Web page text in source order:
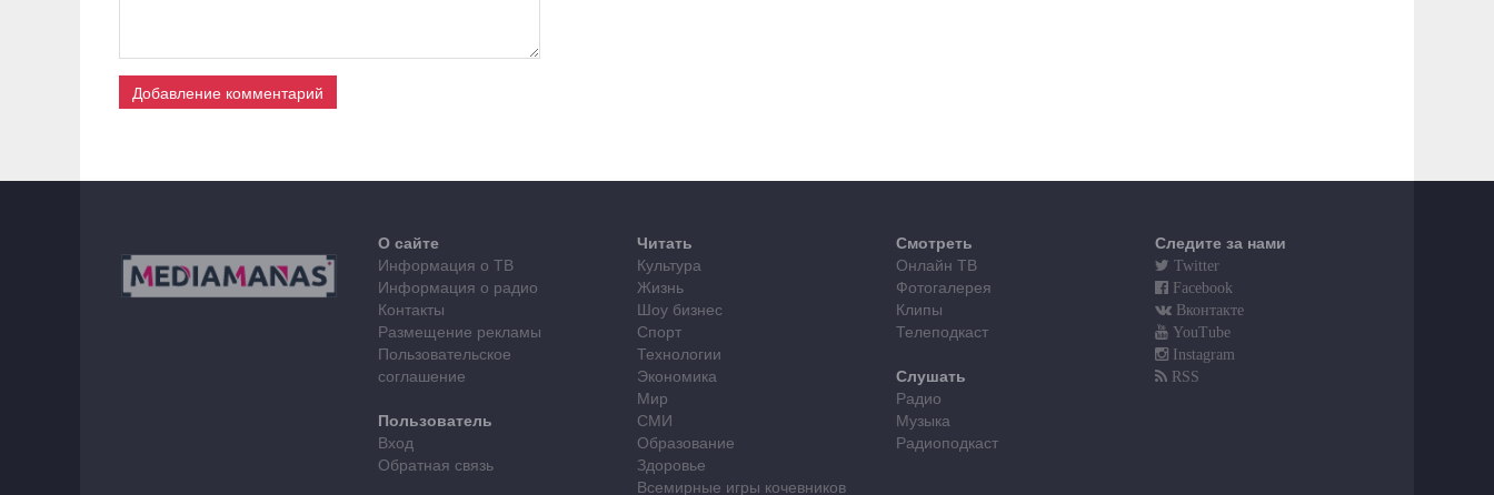
Добавление комментарий
О сайте
Информация о ТВ
Информация о радио
Контакты
Размещение рекламы
Пользовательское
соглашение
Пользователь
Вход
Обратная связь
Читать
Культура
Жизнь
Шоу бизнес
Спорт
Технологии
Экономика
Мир
СМИ
Образование
Здоровье
Всемирные игры кочевников
Смотреть
Онлайн ТВ
Фотогалерея
Клипы
Телеподкаст
Слушать
Радио
Музыка
Радиоподкаст
Следите за нами
Twitter
Facebook
Вконтакте
YouTube
Instagram
RSS